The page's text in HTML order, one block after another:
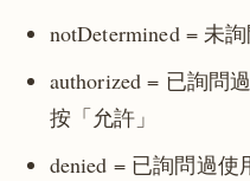
notDetermined = 未
authorized = 已詢問
按「允許」
denied = 已詢問過